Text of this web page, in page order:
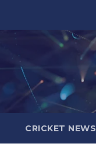
CRICKET NEWS